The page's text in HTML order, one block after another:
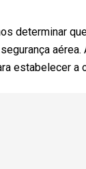
determinar
estabelecer a